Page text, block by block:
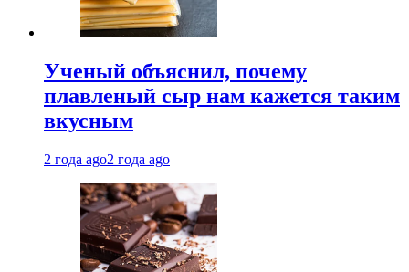
Ученый объяснил, почему
плавленый сыр нам кажется таким
вкусным
2 года ago2 года ago